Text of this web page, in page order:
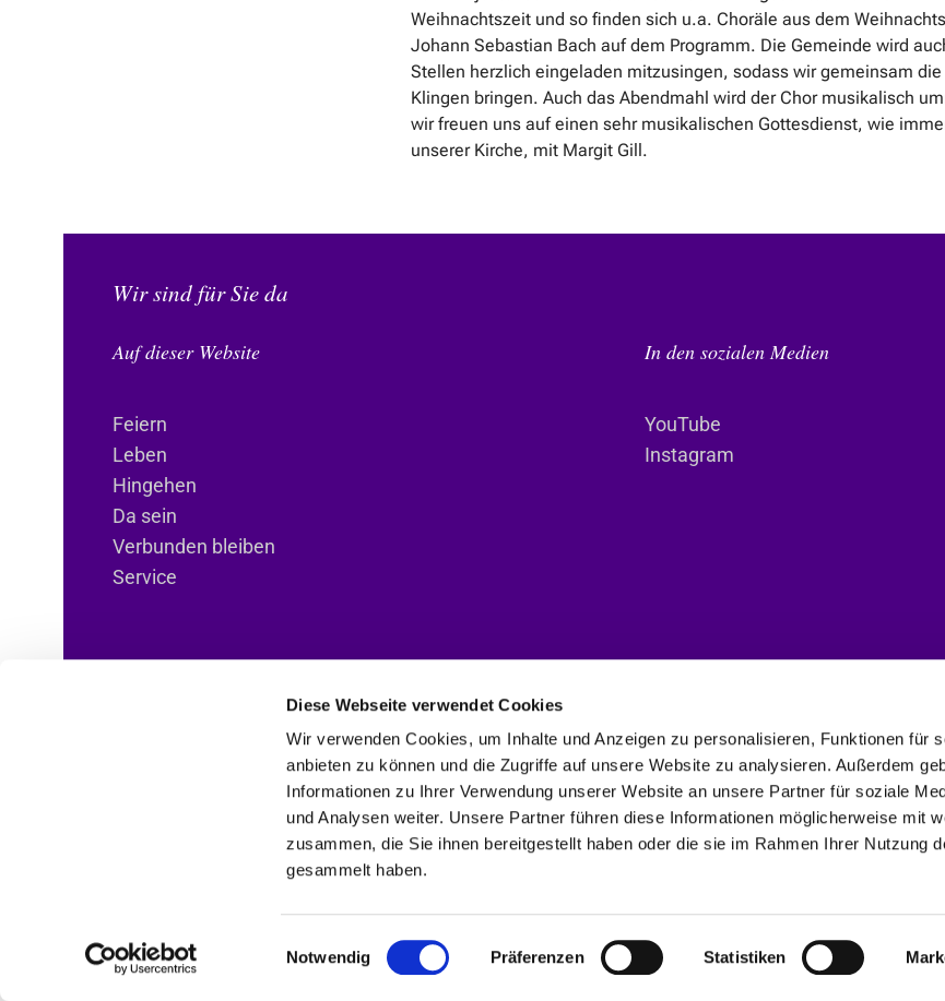
Diese Webseite verwendet Cookies
Wir verwenden Cookies, um Inhalte und Anzeigen zu personalisieren, Funktionen für
anbieten zu können und die Zugriffe auf unsere Website zu analysieren. Außerdem
Informationen zu Ihrer Verwendung unserer Website an unsere Partner für soziale
und Analysen weiter. Unsere Partner führen diese Informationen möglicherweise mit
zusammen, die Sie ihnen bereitgestellt haben oder die sie im Rahmen Ihrer Nutzung
gesammelt haben.
Einwilligungsauswahl
Notwendig Präferenzen Statistiken
Weihnachtszeit und so finden sich u.a. Choräle aus dem
Johann Sebastian Bach auf dem Programm. Die Gemeinde wird
Stellen herzlich eingeladen mitzusingen, sodass wir gemeinsam die
Klingen bringen. Auch das Abendmahl wird der Chor musikalisch
wir freuen uns auf einen sehr musikalischen Gottesdienst, wie
unserer Kirche, mit Margit Gill.
Wir sind für Sie da
Auf dieser Website
Feiern
Leben
Hingehen
Da sein
Verbunden bleiben
Service
In den sozialen Medien
YouTube
Instagram
Deutsche Evangelische Gemeinde im
Datenschutzerklärung ChurchDesk-Login